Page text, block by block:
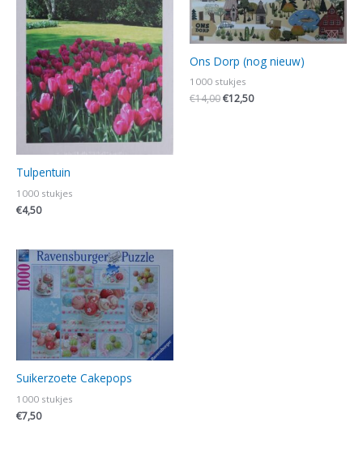
Tulpentuin
1000 stukjes
€4,50
Ons Dorp (nog nieuw)
1000 stukjes
€14,00€12,50
Suikerzoete Cakepops
1000 stukjes
€7,50